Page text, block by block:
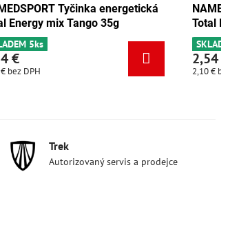
NAMEDSPORT Tyčinka energetická
Total Energy pistácie 35g
SKLADEM 3ks
2,10 €
Trek
Autorizovaný servis a prodejce